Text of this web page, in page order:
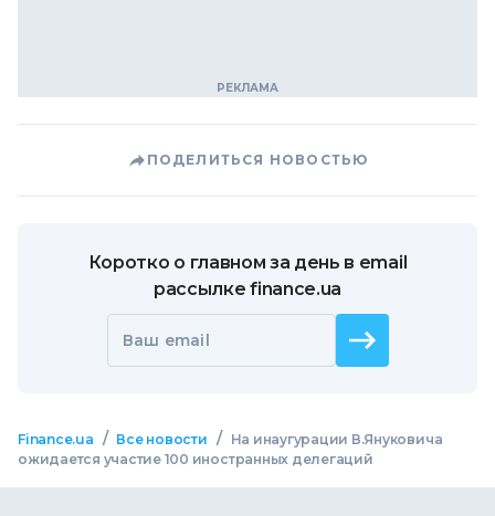
ПОДЕЛИТЬСЯ НОВОСТЬЮ
Коротко о главном за день в email
рассылке finance.ua
Ваш email
Finance.ua / Все новости /
На инаугурации В.Януковича
ожидается участие 100 иностранных делегаций